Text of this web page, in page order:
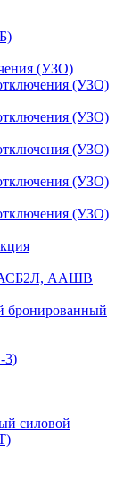
(УЗО)
(УЗО)
(УЗО)
(УЗО)
(УЗО)
(УЗО)
ААШВ
3)
силовой